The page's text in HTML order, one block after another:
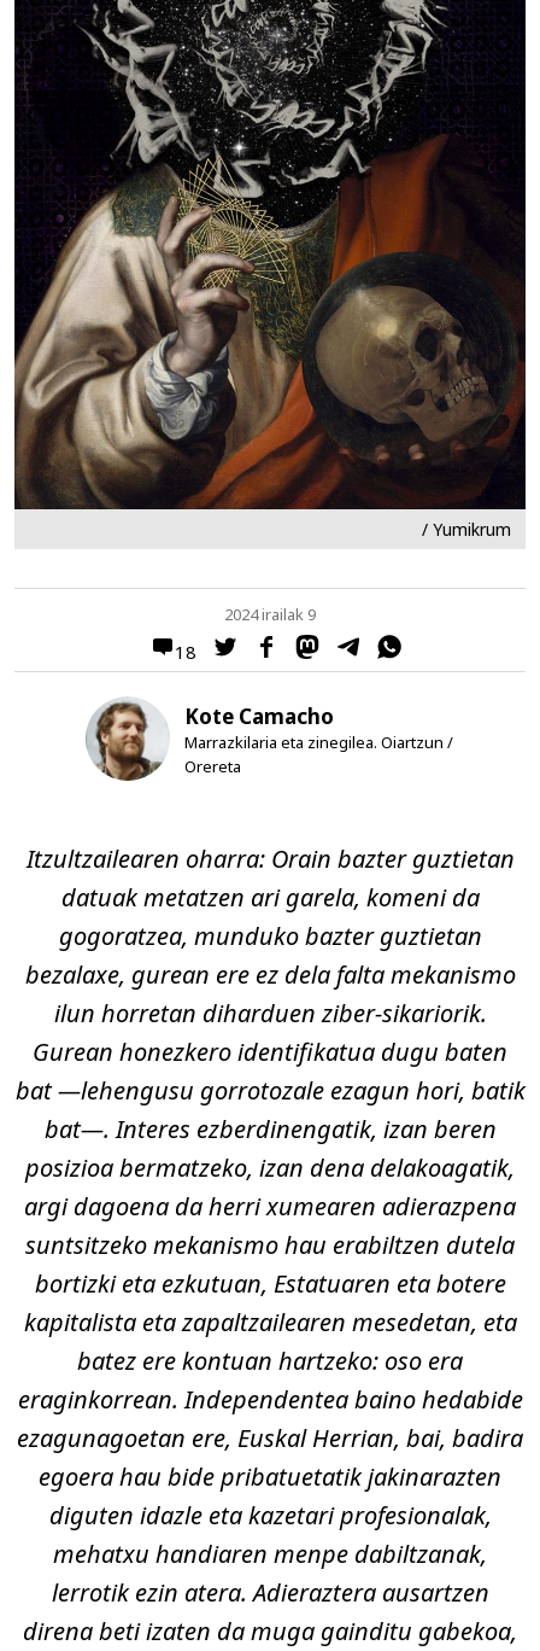
/ Yumikrum
18
2024 irailak 9
Kote Camacho
Marrazkilaria eta zinegilea. Oiartzun /
Orereta
Itzultzailearen oharra: Orain bazter guztietan
datuak metatzen ari garela, komeni da
gogoratzea, munduko bazter guztietan
bezalaxe, gurean ere ez dela falta mekanismo
ilun horretan diharduen ziber-sikariorik.
Gurean honezkero identifikatua dugu baten
bat —lehengusu gorrotozale ezagun hori, batik
bat—. Interes ezberdinengatik, izan beren
posizioa bermatzeko, izan dena delakoagatik,
argi dagoena da herri xumearen adierazpena
suntsitzeko mekanismo hau erabiltzen dutela
bortizki eta ezkutuan, Estatuaren eta botere
kapitalista eta zapaltzailearen mesedetan, eta
batez ere kontuan hartzeko: oso era
eraginkorrean. Independentea baino hedabide
ezagunagoetan ere, Euskal Herrian, bai, badira
egoera hau bide pribatuetatik jakinarazten
diguten idazle eta kazetari profesionalak,
mehatxu handiaren menpe dabiltzanak,
lerrotik ezin atera. Adieraztera ausartzen
direna beti izaten da muga gainditu gabekoa,